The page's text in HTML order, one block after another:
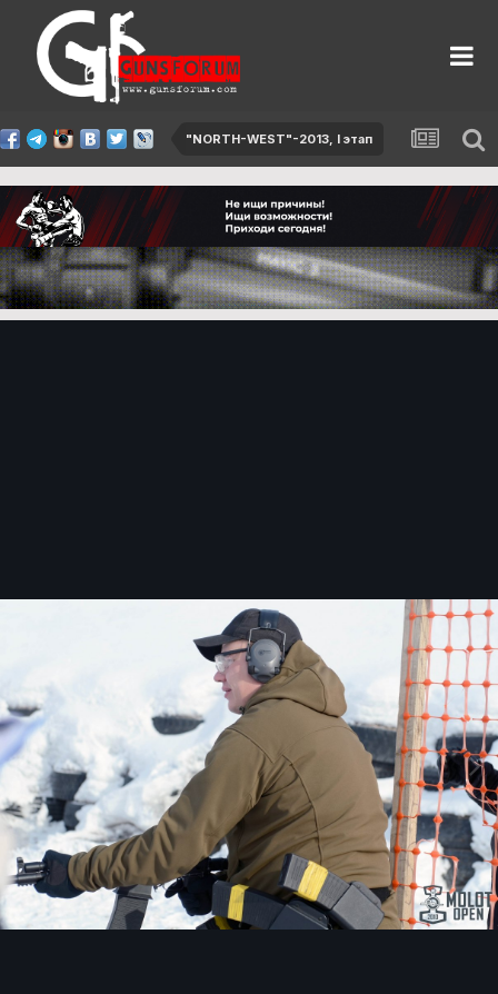
"NORTH-WEST"-2013, I этап